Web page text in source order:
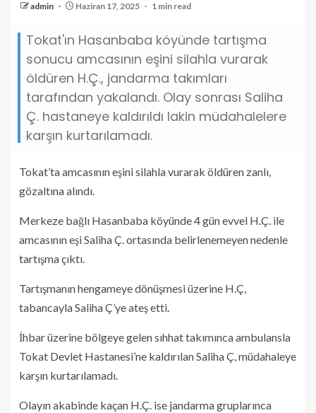
admin Haziran 17, 2025 1 min read
Tokat'ın Hasanbaba köyünde tartışma
sonucu amcasının eşini silahla vurarak
öldüren H.Ç., jandarma takımları
tarafından yakalandı. Olay sonrası Saliha
Ç. hastaneye kaldırıldı lakin müdahalelere
karşın kurtarılamadı.
Tokat’ta amcasının eşini silahla vurarak öldüren zanlı,
gözaltına alındı.
Merkeze bağlı Hasanbaba köyünde 4 gün evvel H.Ç. ile
amcasının eşi Saliha Ç. ortasında belirlenemeyen nedenle
tartışma çıktı.
Tartışmanın hengameye dönüşmesi üzerine H.Ç,
tabancayla Saliha Ç’ye ateş etti.
İhbar üzerine bölgeye gelen sıhhat takımınca ambulansla
Tokat Devlet Hastanesi’ne kaldırılan Saliha Ç, müdahaleye
karşın kurtarılamadı.
Olayın akabinde kaçan H.Ç. ise jandarma gruplarınca